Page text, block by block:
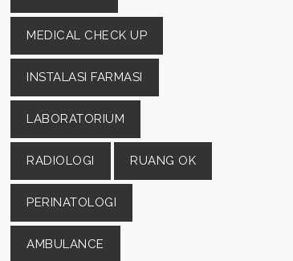
MEDICAL CHECK UP
INSTALASI FARMASI
LABORATORIUM
RADIOLOGI RUANG OK
PERINATOLOGI
AMBULANCE